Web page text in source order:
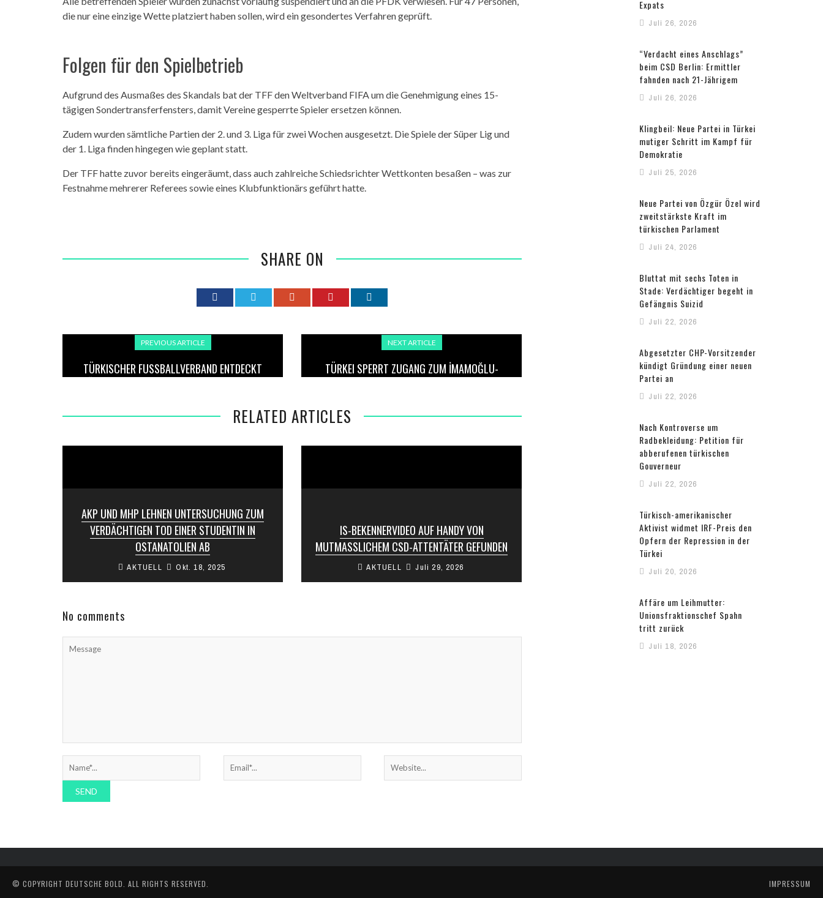
die nur eine einzige Wette platziert haben sollen, wird ein gesondertes Verfahren geprüft.
Folgen für den Spielbetrieb
Aufgrund des Ausmaßes des Skandals bat der TFF den Weltverband FIFA um die Genehmigung eines 15-
tägigen Sondertransferfensters, damit Vereine gesperrte Spieler ersetzen können.
Zudem wurden sämtliche Partien der 2. und 3. Liga für zwei Wochen ausgesetzt. Die Spiele der Süper Lig und
der 1. Liga finden hingegen wie geplant statt.
Der TFF hatte zuvor bereits eingeräumt, dass auch zahlreiche Schiedsrichter Wettkonten besaßen – was zur
Festnahme mehrerer Referees sowie eines Klubfunktionärs geführt hatte.
SHARE ON
PREVIOUS ARTICLE
TÜRKISCHER FUSSBALLVERBAND ENTDECKT Ü
NEXT ARTICLE
TÜRKEI SPERRT ZUGANG ZUM İMAMOĞLU-
RELATED ARTICLES
AKP UND MHP LEHNEN UNTERSUCHUNG ZUM
VERDÄCHTIGEN TOD EINER STUDENTIN IN
OSTANATOLIEN AB
Der Vater von Rojin Kabaiş, Nizamettin Kabaiş,
hält bei einer Kundgebung in Van ein Foto seiner
AKTUELL Okt. 18, 2025
IS-BEKENNERVIDEO AUF HANDY VON
MUTMASSLICHEM CSD-ATTENTÄTER GEFUNDEN
Nach dem Anschlag auf den Berliner
Christopher Street Day (CSD) hat sich ein
AKTUELL Juli 29, 2026
No comments
Expats
Juli 26, 2026
“Verdacht eines Anschlags”
beim CSD Berlin: Ermittler
fahnden nach 21-Jährigem
Juli 26, 2026
Klingbeil: Neue Partei in Türkei
mutiger Schritt im Kampf für
Demokratie
Juli 25, 2026
Neue Partei von Özgür Özel wird
zweitstärkste Kraft im
türkischen Parlament
Juli 24, 2026
Bluttat mit sechs Toten in
Stade: Verdächtiger begeht in
Gefängnis Suizid
Juli 22, 2026
Abgesetzter CHP-Vorsitzender
kündigt Gründung einer neuen
Partei an
Juli 22, 2026
Nach Kontroverse um
Radbekleidung: Petition für
abberufenen türkischen
Gouverneur
Juli 22, 2026
Türkisch-amerikanischer
Aktivist widmet IRF-Preis den
Opfern der Repression in der
Türkei
Juli 20, 2026
Affäre um Leihmutter:
Unionsfraktionschef Spahn
tritt zurück
Juli 18, 2026
© COPYRIGHT DEUTSCHE BOLD . ALL RIGHTS RESERVED. IMPRESSUM